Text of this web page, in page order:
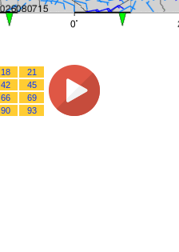
18
21
42
45
66
69
90 93